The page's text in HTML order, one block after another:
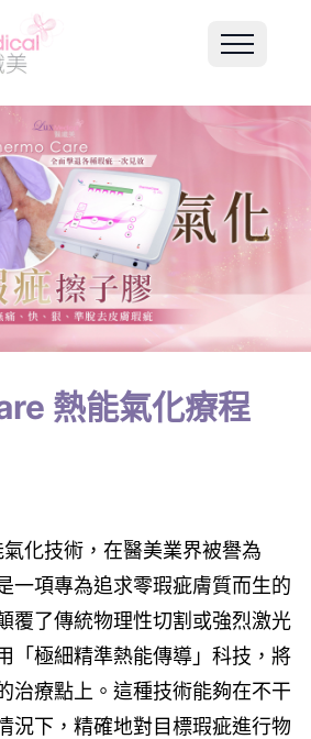
熱能氣化療程
化技術，在醫美業界被譽為
一項專為追求零瑕疵膚質而生的
覆了傳統物理性切割或強烈激光
「極細精準熱能傳導」科技，將
治療點上。這種技術能夠在不干
況下，精確地對目標瑕疵進行物